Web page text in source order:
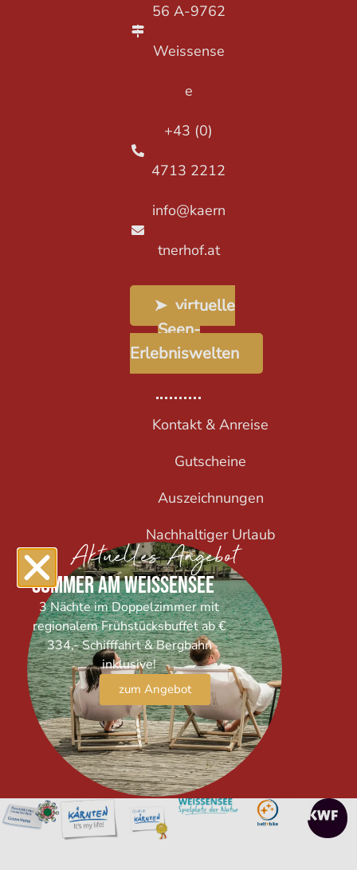
56 A-9762
Weissense
e
+43 (0)
4713 2212
info@kaern
tnerhof.at
➤ virtuelle
Seen-
Erlebniswelten
Kontakt & Anreise
Gutscheine
Auszeichnungen
Nachhaltiger Urlaub
AGBs
Impressum
Datenschutz
Verpasst keine
Neuigkeiten &
Angebote:
Aktuelles Angebot
Sommer am Weissensee
3 Nächte im Doppelzimmer mit
regionalem Frühstücksbuffet ab €
334,- Schifffahrt & Bergbahn
inklusive!
zum Angebot